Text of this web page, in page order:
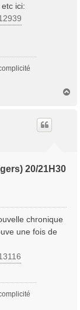
ici:
20/21H30
chronique
une fois de